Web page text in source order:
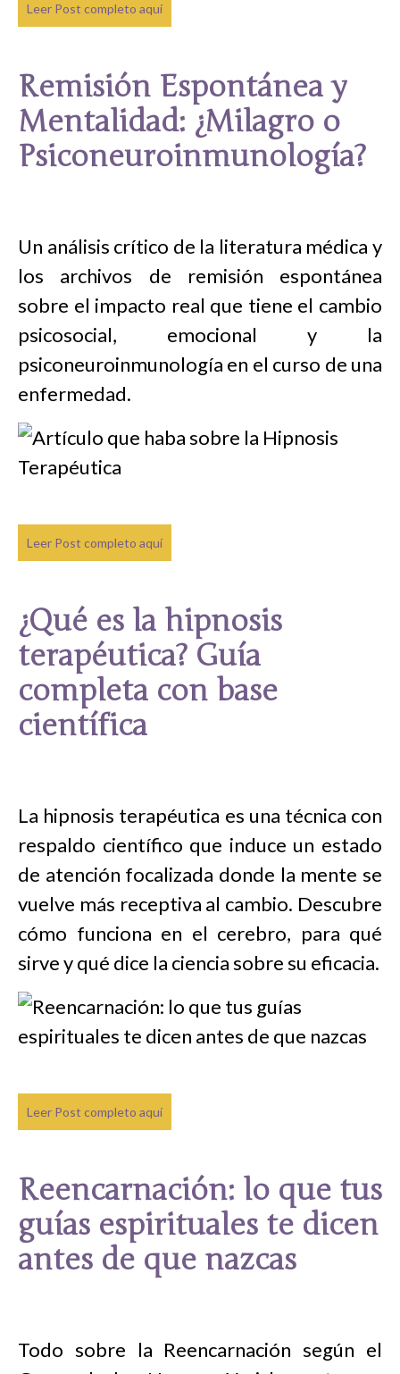
Leer Post completo aquí
Remisión Espontánea y
Mentalidad: ¿Milagro o
Psiconeuroinmunología?
Un análisis crítico de la literatura médica y
los archivos de remisión espontánea
sobre el impacto real que tiene el cambio
psicosocial, emocional y la
psiconeuroinmunología en el curso de una
enfermedad.
Leer Post completo aquí
¿Qué es la hipnosis
terapéutica? Guía
completa con base
científica
La hipnosis terapéutica es una técnica con
respaldo científico que induce un estado
de atención focalizada donde la mente se
vuelve más receptiva al cambio. Descubre
cómo funciona en el cerebro, para qué
sirve y qué dice la ciencia sobre su eficacia.
Leer Post completo aquí
Reencarnación: lo que tus
guías espirituales te dicen
antes de que nazcas
Todo sobre la Reencarnación según el